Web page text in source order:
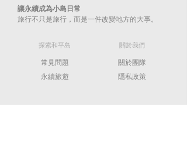
讓永續成為小島日常
旅行不只是旅行，而是一件改變地方的大事。​
​探索和平島
常見問題
​永續旅遊
​關於我們
關於團隊
​隱私政策